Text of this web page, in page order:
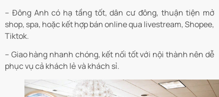
– Đông Anh có hạ tầng tốt, dân cư đông, thuận tiện mở
shop, spa, hoặc kết hợp bán online qua livestream, Shopee,
Tiktok.
– Giao hàng nhanh chóng, kết nối tốt với nội thành nên dễ
phục vụ cả khách lẻ và khách sỉ.